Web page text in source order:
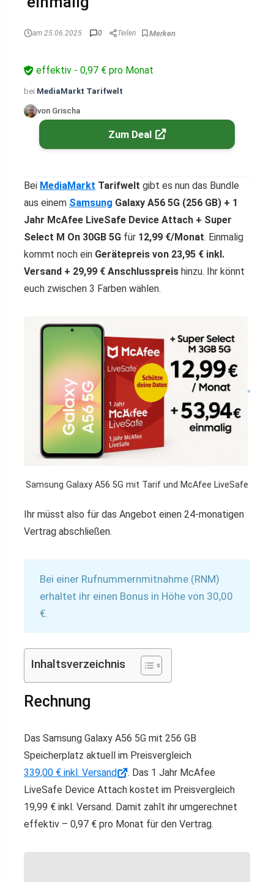
am 25.06.2025 0 Teilen
effektiv - 0,97 € pro Monat
bei MediaMarkt Tarifwelt
von Grischa
Zum Deal
Bei MediaMarkt Tarifwelt gibt es nun das Bundle
aus einem Samsung Galaxy A56 5G (256 GB) + 1
Jahr McAfee LiveSafe Device Attach + Super
Select M On 30GB 5G für 12,99 €/Monat. Einmalig
kommt noch ein Gerätepreis von 23,95 € inkl.
Versand + 29,99 € Anschlusspreis hinzu. Ihr könnt
euch zwischen 3 Farben wählen.
Samsung Galaxy A56 5G mit Tarif und McAfee LiveSafe
Ihr müsst also für das Angebot einen 24-monatigen
Vertrag abschließen.
Bei einer Rufnummernmitnahme (RNM)
erhaltet ihr einen Bonus in Höhe von 30,00
€.
Inhaltsverzeichnis
Rechnung
Das Samsung Galaxy A56 5G mit 256 GB
Speicherplatz aktuell im Preisvergleich
339,00 € inkl. Versand
. Das 1 Jahr McAfee
LiveSafe Device Attach kostet im Preisvergleich
19,99 € inkl. Versand. Damit zahlt ihr umgerechnet
effektiv – 0,97 € pro Monat für den Vertrag.